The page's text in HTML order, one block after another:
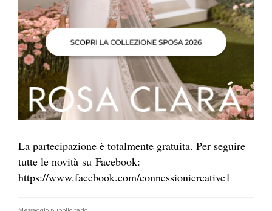
La partecipazione è totalmente gratuita. Per seguire
tutte le novità su Facebook:
https://www.facebook.com/connessionicreative1